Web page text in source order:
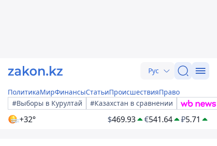
Рус
ПолитикаМирФинансыСтатьиПроисшествияПраво
#Выборы в Курултай
#Казахстан в сравнении
+32° $469.93 €541.64 ₽5.71